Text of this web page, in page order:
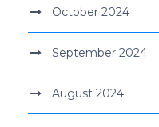
October 2024
September 2024
August 2024